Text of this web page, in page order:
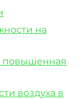
на
повышенная
воздуха в